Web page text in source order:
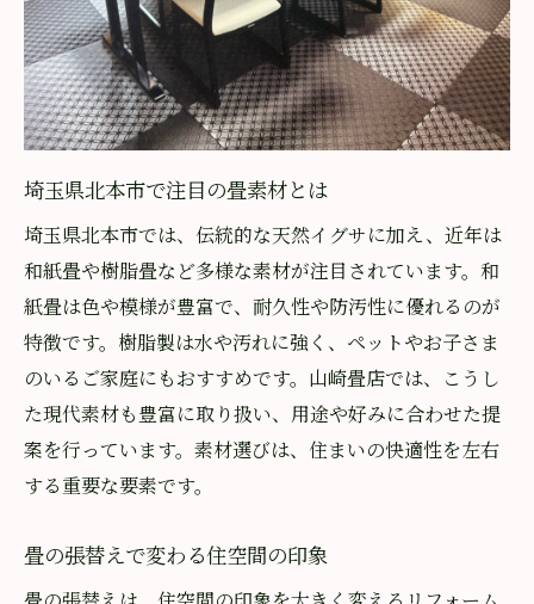
畳で叶える健康的な和風インテリアの秘訣
畳がもたらす健康への優しい効果
和風インテリアに合う畳の選び方
家族の快適さを支える畳の機能性
畳で演出する落ち着きある和空間
畳と相性抜群のインテリアアイデア
畳店が伝える健康的な住まい作り
信頼できる畳店に依頼して後悔しない方法
地元で評判のお勧め畳店を探すコツ
畳店選びで後悔しないための比較基準
実績と安心感で選ぶ畳店のチェック法
アフターケアが充実した畳店の特徴
失敗しない畳店選びの最終ポイント
埼玉県北本市で注目の畳素材とは
埼玉県北本市では、伝統的な天然イグサに加え、近年は
和紙畳や樹脂畳など多様な素材が注目されています。和
紙畳は色や模様が豊富で、耐久性や防汚性に優れるのが
特徴です。樹脂製は水や汚れに強く、ペットやお子さま
のいるご家庭にもおすすめです。山崎畳店では、こうし
た現代素材も豊富に取り扱い、用途や好みに合わせた提
案を行っています。素材選びは、住まいの快適性を左右
する重要な要素です。
畳の張替えで変わる住空間の印象